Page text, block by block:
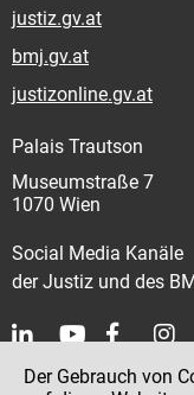
justiz.gv.at
bmj.gv.at
justizonline.gv.at
Palais Trautson
Museumstraße 7
1070 Wien
Social Media Kanäle
der Justiz und des
Kontakt
Der Gebrauch von